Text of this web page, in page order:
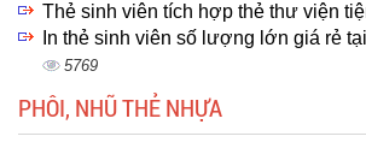
Thẻ sinh viên tích hợp thẻ thư viện
In thẻ sinh viên số lượng lớn giá rẻ
5769
PHÔI, NHŨ THẺ NHỰA